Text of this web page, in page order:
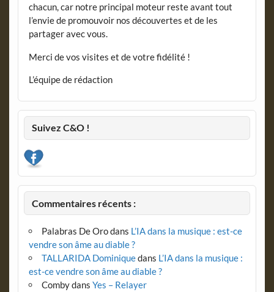
chacun, car notre principal moteur reste avant tout
l’envie de promouvoir nos découvertes et de les
partager avec vous.
Merci de vos visites et de votre fidélité !
L’équipe de rédaction
Suivez C&O !
Commentaires récents :
Palabras De Orodans L’IA dans la musique : est-ce
vendre son âme au diable ?
TALLARIDA Dominiquedans L’IA dans la musique :
est-ce vendre son âme au diable ?
Combydans Yes – Relayer